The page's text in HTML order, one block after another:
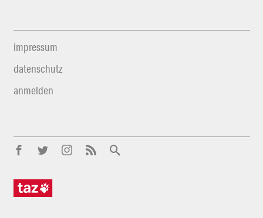
impressum
datenschutz
anmelden